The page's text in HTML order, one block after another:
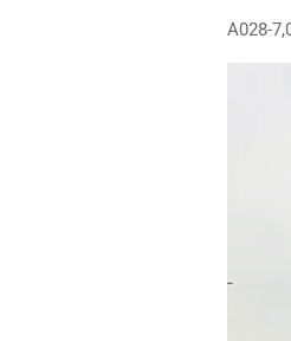
A028-